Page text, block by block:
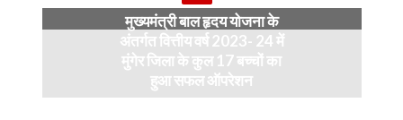
मुख्यमंत्री बाल हृदय योजना के
अंतर्गत वित्तीय वर्ष 2023- 24 में
मुंगेर जिला के कुल 17 बच्चों का
हुआ सफल ऑपरेशन